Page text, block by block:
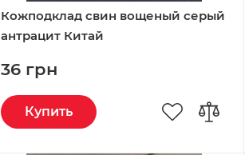
Кожподклад свин вощеный серый
антрацит Китай
36 грн
Купить